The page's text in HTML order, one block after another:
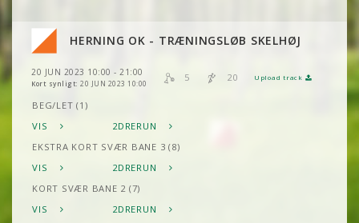
HERNING OK - TRÆNINGSLØB SKELHØJ
20 JUN 2023 10:00 - 21:00
Kort synligt: 20 JUN 2023 10:00
5 20 Upload track
BEG/LET (1)
VIS
2DRERUN
EKSTRA KORT SVÆR BANE 3 (8)
VIS
2DRERUN
KORT SVÆR BANE 2 (7)
VIS
2DRERUN